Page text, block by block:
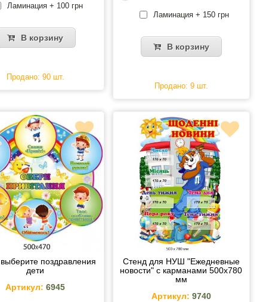
Ламинация + 100 грн
В корзину
Продано: 90 шт.
Ламинация + 150 грн
В корзину
Продано: 9 шт.
поздравления
дети
Артикул: 6945
Стенд для НУШ "Ежедневные
новости" с карманами 500х780
мм
Артикул: 9740